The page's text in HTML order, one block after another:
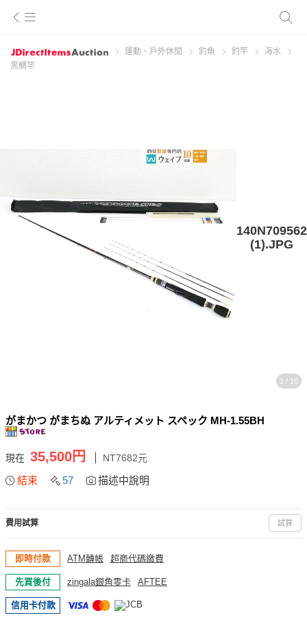
運動、戶外休閒 釣魚 釣竿
海水
黒鯛竿
1 / 10
140N709562
(1).JPG
がまかつ がまちぬ アルティメット スペック MH-1.55BH
現在 35,500円 NT7682元
結束 57 描述中說明
費用試算 試算
即時付款 ATM轉帳 超商代碼繳費
先買後付 zingala銀角零卡 AFTEE
信用卡付款